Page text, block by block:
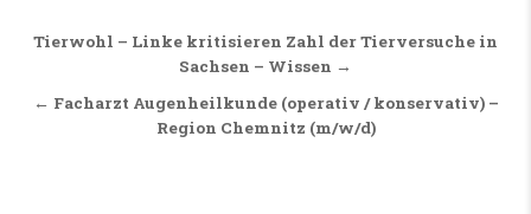
Beitragsnavigation
Tierwohl – Linke kritisieren Zahl der Tierversuche in
Sachsen – Wissen →
← Facharzt Augenheilkunde (operativ / konservativ) –
Region Chemnitz (m/w/d)